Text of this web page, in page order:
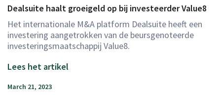
Dealsuite haalt groeigeld op bij investeerder Value8
Het internationale M&A platform Dealsuite heeft een
investering aangetrokken van de beursgenoteerde
investeringsmaatschappij Value8.
Lees het artikel
March 21, 2023